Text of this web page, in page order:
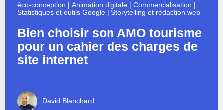
éco-conception | Animation digitale | Commercialisation |
Statistiques et outils Google | Storytelling et rédaction web
Bien choisir son AMO tourisme
pour un cahier des charges de
site internet
David Blanchard